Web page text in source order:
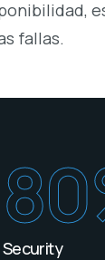
fallas.
Security